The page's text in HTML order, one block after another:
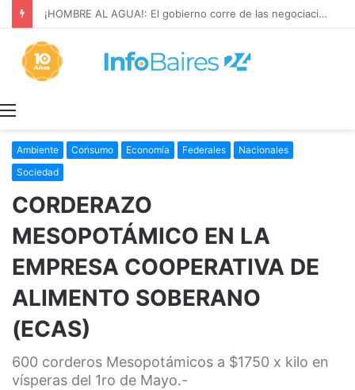
¡HOMBRE AL AGUA!: El gobierno corre de las negociaciones a Sturzenegger con los prácticos marítimos
Ambiente Consumo Economía Federales
Nacionales
Sociedad
CORDERAZO
MESOPOTÁMICO EN LA
EMPRESA COOPERATIVA DE
ALIMENTO SOBERANO
(ECAS)
600 corderos Mesopotámicos a $1750 x kilo en
vísperas del 1ro de Mayo.-